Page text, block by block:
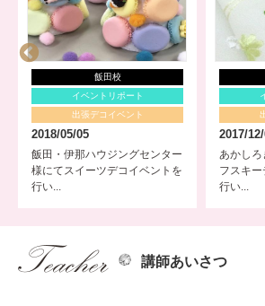
飯田校
イベントリポート
出張デコイベント
2018/05/05
飯田・伊那ハウジングセンター
様にてスイーツデコイベントを
行い...
2017/
あかしろ
フスキ
行い...
講師あいさつ